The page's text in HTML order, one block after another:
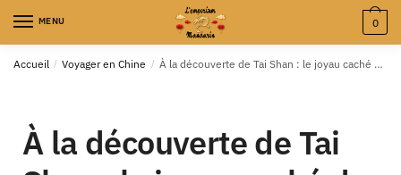
MENU 0
Accueil / Voyager en Chine / À la découverte de Tai Shan : le joyau caché de la Chine orientale
À la découverte de Tai